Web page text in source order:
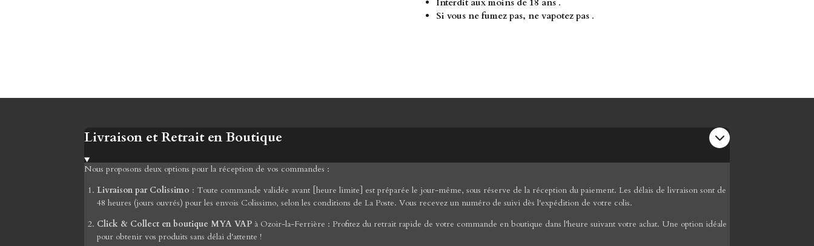
Interdit aux moins de 18 ans.
Si vous ne fumez pas, ne vapotez pas.
Livraison et Retrait en Boutique
Nous proposons deux options pour la réception de vos commandes :
Livraison par Colissimo : Toute commande validée avant [heure limite] est préparée le jour-même, sous réserve de la réception du paiement. Les délais de livraison sont de
48 heures (jours ouvrés) pour les envois Colissimo, selon les conditions de La Poste. Vous recevez un numéro de suivi dès l'expédition de votre colis.
Click & Collect en boutique MYA VAP à Ozoir-la-Ferrière : Profitez du retrait rapide de votre commande en boutique dans l'heure suivant votre achat. Une option idéale
pour obtenir vos produits sans délai d'attente !